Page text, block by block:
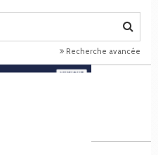
Recherche avancée